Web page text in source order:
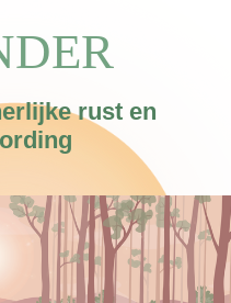
rust en